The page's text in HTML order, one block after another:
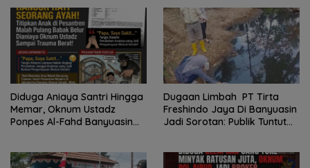
Diduga Aniaya Santri Hingga
Memar, Oknum Ustadz
Ponpes Al-Fahd Banyuasin
Dugaan Limbah PT Tirta
Freshindo Jaya Di Banyuasin
Jadi Sorotan: Publik Tuntut